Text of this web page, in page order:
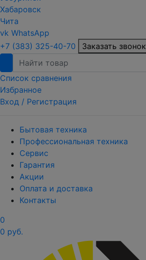
Хабаровск
Чита
vk WhatsApp
+7 (383) 325-40-70
Заказать звонок
Список сравнения
Избранное
Вход / Регистрация
Бытовая техника
Профессиональная техника
Сервис
Гарантия
Акции
Оплата и доставка
Контакты
0
0 руб.